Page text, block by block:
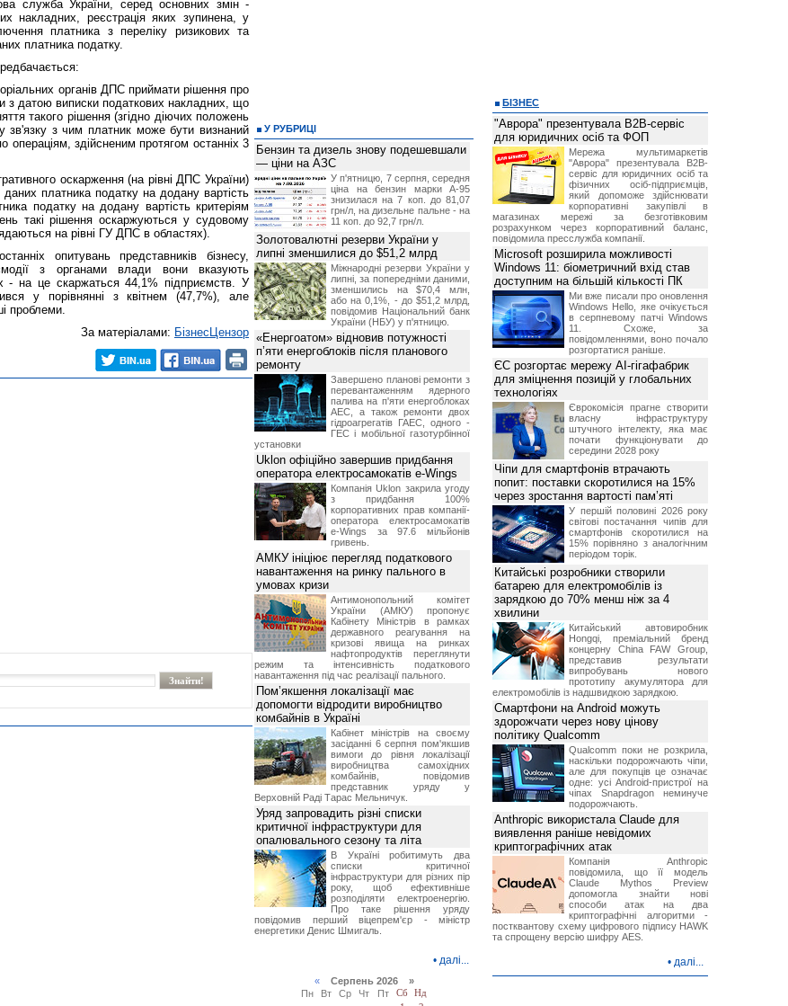
служба України, серед основних змін -
накладних, реєстрація яких зупинена, у
платника з переліку ризикових та
платника податку.
органів ДПС приймати рішення про
з датою виписки податкових накладних, що
такого рішення (згідно діючих положень
зв'язку з чим платник може бути визнаний
операціям, здійсненим протягом останніх 3
оскарження (на рівні ДПС України)
платника податку на додану вартість
податку на додану вартість критеріям
такі рішення оскаржуються у судовому
на рівні ГУ ДПС в областях).
опитувань представників бізнесу,
з органами влади вони вказують
- на це скаржаться 44,1% підприємств. У
у порівнянні з квітнем (47,7%), але
проблеми.
За матеріалами: БізнесЦензор
У РУБРИЦІ
Бензин та дизель знову подешевшали
— ціни на АЗС
У п'ятницю, 7 серпня, середня
ціна на бензин марки А-95
знизилася на 7 коп. до 81,07
грн/л, на дизельне пальне - на
11 коп. до 92,7 грн/л.
Золотовалютні резерви України у
липні зменшилися до $51,2 млрд
Міжнародні резерви України у
липні, за попередніми даними,
зменшились на $70,4 млн,
або на 0,1%, - до $51,2 млрд,
повідомив Національний банк
України (НБУ) у п'ятницю.
«Енергоатом» відновив потужності
п’яти енергоблоків після планового
ремонту
Завершено планові ремонти з
перевантаженням ядерного
палива на п'яти енергоблоках
АЕС, а також ремонти двох
гідроагрегатів ГАЕС, одного -
ГЕС і мобільної газотурбінної
установки
Uklon офіційно завершив придбання
оператора електросамокатів e-Wings
Компанія Uklon закрила угоду
з придбання 100%
корпоративних прав компанії-
оператора електросамокатів
e-Wings за 97.6 мільйонів
гривень.
АМКУ ініціює перегляд податкового
навантаження на ринку пального в
умовах кризи
Антимонопольний комітет
України (АМКУ) пропонує
Кабінету Міністрів в рамках
державного реагування на
кризові явища на ринках
нафтопродуктів переглянути
режим та інтенсивність податкового
навантаження під час реалізації пального.
Пом’якшення локалізації має
допомогти відродити виробництво
комбайнів в Україні
Кабінет міністрів на своєму
засіданні 6 серпня пом'якшив
вимоги до рівня локалізації
виробництва самохідних
комбайнів, повідомив
представник уряду у
Верховній Раді Тарас Мельничук.
Уряд запровадить різні списки
критичної інфраструктури для
опалювального сезону та літа
В Україні робитимуть два
списки критичної
інфраструктури для різних пір
року, щоб ефективніше
розподіляти електроенергію.
Про таке рішення уряду
повідомив перший віцепрем'єр - міністр
енергетики Денис Шмигаль.
• далі...
«Серпень 2026 »
Пн
Вт Ср Чт Пт Сб
Нд
БІЗНЕС
"Аврора" презентувала B2B-сервіс
для юридичних осіб та ФОП
Мережа мультимаркетів
"Аврора" презентувала B2B-
сервіс для юридичних осіб та
фізичних осіб-підприємців,
який допоможе здійснювати
корпоративні закупівлі в
магазинах мережі за безготівковим
розрахунком через корпоративний баланс,
повідомила пресслужба компанії.
Microsoft розширила можливості
Windows 11: біометричний вхід став
доступним на більшій кількості ПК
Ми вже писали про оновлення
Windows Hello, яке очікується
в серпневому патчі Windows
11. Схоже, за
повідомленнями, воно почало
розгортатися раніше.
ЄС розгортає мережу AI-гігафабрик
для зміцнення позицій у глобальних
технологіях
Єврокомісія прагне створити
власну інфраструктуру
штучного інтелекту, яка має
почати функціонувати до
середини 2028 року
Чіпи для смартфонів втрачають
попит: поставки скоротилися на 15%
через зростання вартості пам’яті
У першій половині 2026 року
світові постачання чипів для
смартфонів скоротилися на
15% порівняно з аналогічним
періодом торік.
Китайські розробники створили
батарею для електромобілів із
зарядкою до 70% менш ніж за 4
хвилини
Китайський автовиробник
Hongqi, преміальний бренд
концерну China FAW Group,
представив результати
випробувань нового
прототипу акумулятора для
електромобілів із надшвидкою зарядкою.
Смартфони на Android можуть
здорожчати через нову цінову
політику Qualcomm
Qualcomm поки не розкрила,
наскільки подорожчають чіпи,
але для покупців це означає
одне: усі Android-пристрої на
чіпах Snapdragon неминуче
подорожчають.
Anthropic використала Claude для
виявлення раніше невідомих
криптографічних атак
Компанія Anthropic
повідомила, що її модель
Claude Mythos Preview
допомогла знайти нові
способи атак на два
криптографічні алгоритми -
постквантову схему цифрового підпису HAWK
та спрощену версію шифру AES.
• далі...